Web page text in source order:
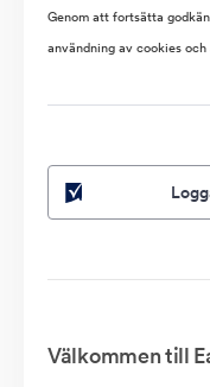
Genom att fortsätta
användning av cookies
Välkommen till